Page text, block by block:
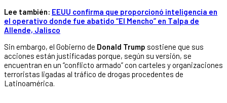
Lee también: EEUU confirma que proporcionó inteligencia en
el operativo donde fue abatido “El Mencho” en Talpa de
Allende, Jalisco
Sin embargo, el Gobierno de Donald Trump sostiene que sus
acciones están justificadas porque, según su versión, se
encuentran en un “conflicto armado” con carteles y organizaciones
terroristas ligadas al tráfico de drogas procedentes de
Latinoamérica.